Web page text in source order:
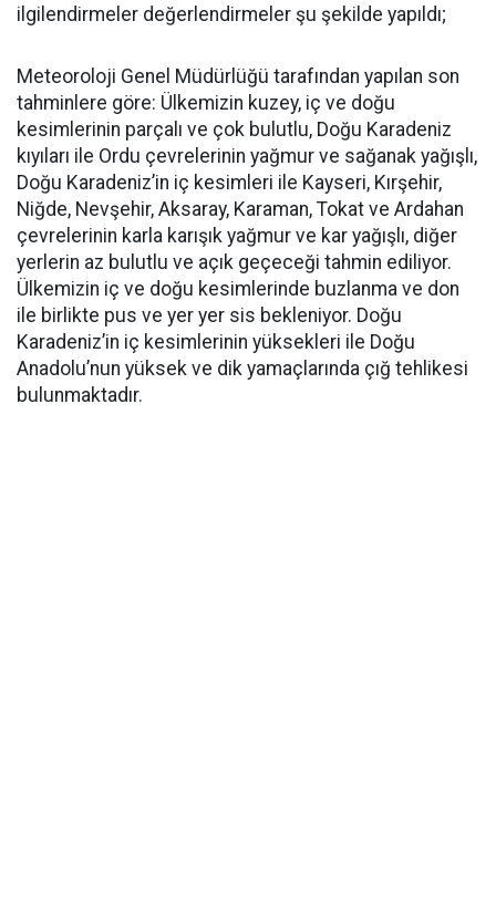
ilgilendirmeler değerlendirmeler şu şekilde yapıldı;
Meteoroloji Genel Müdürlüğü tarafından yapılan son
tahminlere göre: Ülkemizin kuzey, iç ve doğu
kesimlerinin parçalı ve çok bulutlu, Doğu Karadeniz
kıyıları ile Ordu çevrelerinin yağmur ve sağanak yağışlı,
Doğu Karadeniz’in iç kesimleri ile Kayseri, Kırşehir,
Niğde, Nevşehir, Aksaray, Karaman, Tokat ve Ardahan
çevrelerinin karla karışık yağmur ve kar yağışlı, diğer
yerlerin az bulutlu ve açık geçeceği tahmin ediliyor.
Ülkemizin iç ve doğu kesimlerinde buzlanma ve don
ile birlikte pus ve yer yer sis bekleniyor. Doğu
Karadeniz’in iç kesimlerinin yüksekleri ile Doğu
Anadolu’nun yüksek ve dik yamaçlarında çığ tehlikesi
bulunmaktadır.